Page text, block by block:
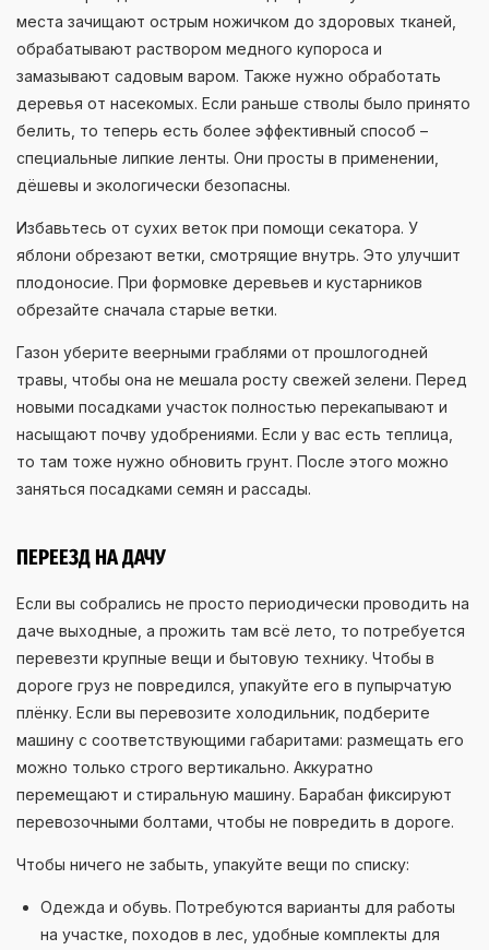
места зачищают острым ножичком до здоровых тканей,
обрабатывают раствором медного купороса и
замазывают садовым варом. Также нужно обработать
деревья от насекомых. Если раньше стволы было принято
белить, то теперь есть более эффективный способ –
специальные липкие ленты. Они просты в применении,
дёшевы и экологически безопасны.
Избавьтесь от сухих веток при помощи секатора. У
яблони обрезают ветки, смотрящие внутрь. Это улучшит
плодоносие. При формовке деревьев и кустарников
обрезайте сначала старые ветки.
Газон уберите веерными граблями от прошлогодней
травы, чтобы она не мешала росту свежей зелени. Перед
новыми посадками участок полностью перекапывают и
насыщают почву удобрениями. Если у вас есть теплица,
то там тоже нужно обновить грунт. После этого можно
заняться посадками семян и рассады.
ПЕРЕЕЗД НА ДАЧУ
Если вы собрались не просто периодически проводить на
даче выходные, а прожить там всё лето, то потребуется
перевезти крупные вещи и бытовую технику. Чтобы в
дороге груз не повредился, упакуйте его в пупырчатую
плёнку. Если вы перевозите холодильник, подберите
машину с соответствующими габаритами: размещать его
можно только строго вертикально. Аккуратно
перемещают и стиральную машину. Барабан фиксируют
перевозочными болтами, чтобы не повредить в дороге.
Чтобы ничего не забыть, упакуйте вещи по списку:
Одежда и обувь. Потребуются варианты для работы
на участке, походов в лес, удобные комплекты для